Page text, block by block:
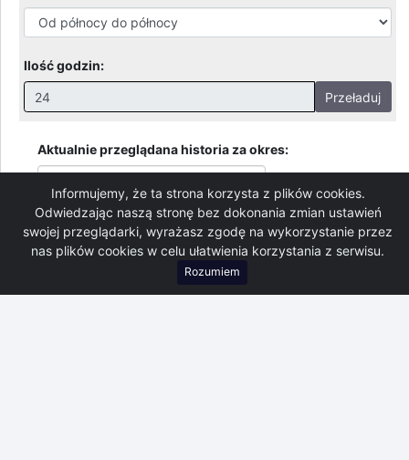
Informujemy, że ta strona korzysta z plików cookies.
Odwiedzając naszą stronę bez dokonania zmian ustawień
swojej przeglądarki, wyrażasz zgodę na wykorzystanie przez
nas plików cookies w celu ułatwienia korzystania z serwisu.
Rozumiem
Ilość godzin:
Przeładuj
Godziny: 1-168, Dni: 1-30, Miesiące: 1 - 2
Aktualnie przeglądana historia za okres:
Data:do 06-08-26 23:59
Prognoza
Przyrost (cm)
25cm
30cm
Tuchów - rz. Biała - wykres delt (przyrostów) stanu wody